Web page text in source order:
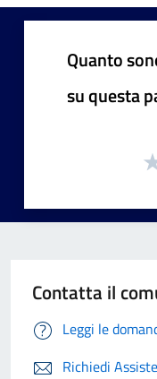
Quanto
su questa
Contatta il
Leggi le
Richiedi